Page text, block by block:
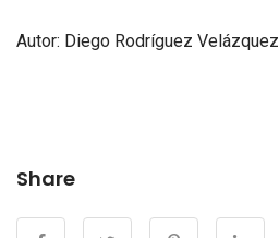
Autor: Diego Rodríguez Velázquez
Share